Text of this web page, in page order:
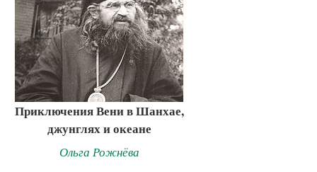
Приключения Вени в Шанхае,
джунглях и океане
Ольга Рожнёва